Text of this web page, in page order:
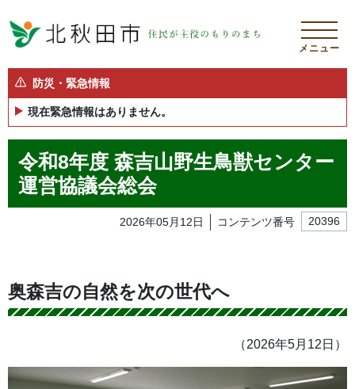
メニュー
防災・緊急情報
現在緊急情報はありません。
令和8年度 森吉山野生鳥獣センター
運営協議会総会
2026年05月12日 コンテンツ番号 20396
奥森吉の自然を次の世代へ
（2026年5月12日）